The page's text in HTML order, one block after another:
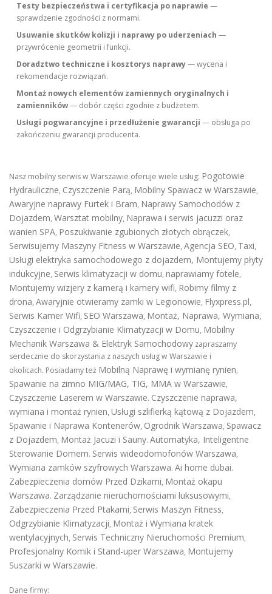
Testy bezpieczeństwa i certyfikacja po naprawie —
sprawdzenie zgodności z normami.
Usuwanie skutków kolizji i naprawy po uderzeniach —
przywrócenie geometrii i funkcji.
Doradztwo techniczne i kosztorys naprawy— wycena i
rekomendacje rozwiązań.
Montaż nowych elementów zamiennych oryginalnych i
zamienników— dobór części zgodnie z budżetem.
Usługi pogwarancyjne i przedłużenie gwarancji — obsługa po
zakończeniu gwarancji producenta.
Nasz mobilny serwis w Warszawie oferuje wiele usług: Pogotowie
Hydrauliczne, Czyszczenie Parą, Mobilny Spawacz w Warszawie,
Awaryjne naprawy Furtek i Bram, Naprawy Samochodów z
Dojazdem, Warsztat mobilny, Naprawa i serwis jacuzzi oraz
wanien SPA, Poszukiwanie zgubionych złotych obrączek,
Serwisujemy Maszyny Fitness w Warszawie, Agencja SEO, Taxi,
Usługi elektryka samochodowego z dojazdem, Montujemy płyty
indukcyjne, Serwis klimatyzacji w domu, naprawiamy fotele,
Montujemy wizjery z kamerą i kamery wifi, Robimy filmy z
drona, Awaryjnie otwieramy zamki w Legionowie, Flyxpress.pl,
Serwis Kamer Wifi, SEO Warszawa, Montaż, Naprawa, Wymiana,
Czyszczenie i Odgrzybianie Klimatyzacji w Domu, Mobilny
Mechanik Warszawa & Elektryk Samochodowy zapraszamy
serdecznie do skorzystania z naszych usług w Warszawie i
okolicach. Posiadamy też Mobilną Naprawę i wymianę rynien,
Spawanie na zimno MIG/MAG, TIG, MMA w Warszawie,
Czyszczenie Laserem w Warszawie. Czyszczenie naprawa,
wymiana i montaż rynien, Usługi szlifierką kątową z Dojazdem,
Spawanie i Naprawa Kontenerów, Ogrodnik Warszawa, Spawacz
z Dojazdem, Montaż Jacuzi i Sauny. Automatyka, Inteligentne
Sterowanie Domem. Serwis wideodomofonów Warszawa,
Wymiana zamków szyfrowych Warszawa. Ai home dubai.
Zabezpieczenia domów Przed Dzikami, Montaż okapu
Warszawa. Zarządzanie nieruchomościami luksusowymi,
Zabezpieczenia Przed Ptakami, Serwis Maszyn Fitness,
Odgrzybianie Klimatyzacji, Montaż i Wymiana kratek
wentylacyjnych, Serwis Techniczny Nieruchomości Premium,
Profesjonalny Komik i Stand-uper Warszawa, Montujemy
Suszarki w Warszawie.
Dane firmy: